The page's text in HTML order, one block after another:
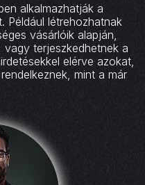
alkalmazhatják a
Például létrehozhatnak
vásárlóik alapján,
vagy terjeszkedhetnek a
elérve azokat,
mint a már